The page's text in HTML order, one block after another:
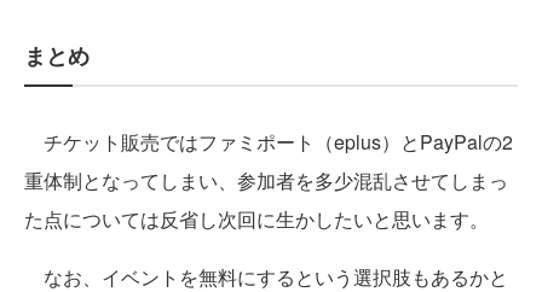
まとめ
チケット販売ではファミポート（eplus）とPayPalの2
重体制となってしまい、参加者を多少混乱させてしまっ
た点については反省し次回に生かしたいと思います。
なお、イベントを無料にするという選択肢もあるかと